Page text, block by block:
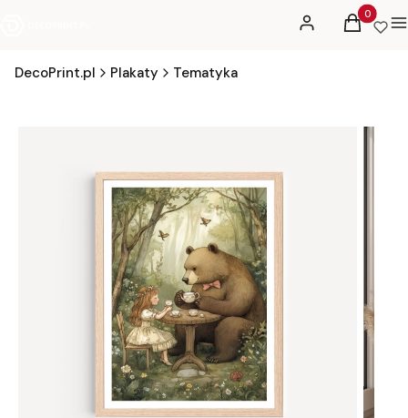
Zaloguj sięProdukty
Koszyk
DecoPrint.pl Plakaty Tematyka